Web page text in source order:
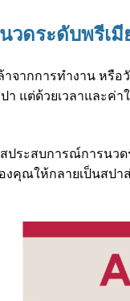
วดระดับพรีเ
จากการทำงาน หรื
แต่ด้วยเวลาและค่
ระสบการณ์การนวด
งคุณให้กลายเป็นส